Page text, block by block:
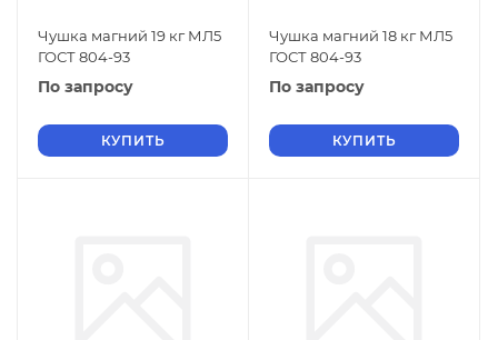
Чушка магний 19 кг МЛ5
ГОСТ 804-93
По запросу
КУПИТЬ
Чушка магний 18 кг МЛ5
ГОСТ 804-93
По запросу
КУПИТЬ